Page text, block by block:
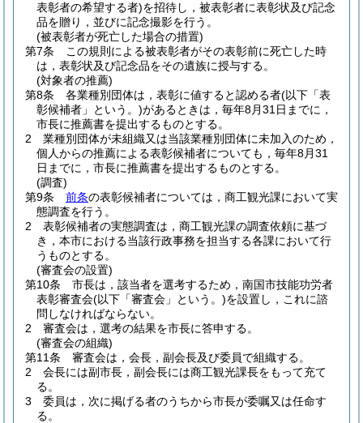
表彰者の希望する者)を招待し，被表彰者に表彰状及び記念
品を贈り，並びに記念撮影を行う。
(被表彰者が死亡した場合の措置)
第7条
この規則による被表彰者がその表彰前に死亡した時
は，表彰状及び記念品をその遺族に授与する。
(対象者の推薦)
第8条
各業種別団体は，表彰に値すると認める者(以下「表
彰候補者」という。)があるときは，毎年8月31日までに，
市長に推薦書を提出するものとする。
2
業種別団体が未組織又は当該業種別団体に未加入のため，
個人からの推薦による表彰候補者についても，毎年8月31
日までに，市長に推薦書を提出するものとする。
(調査)
第9条
前条の表彰候補者については，商工観光課において実
態調査を行う。
2
表彰候補者の実態調査は，商工観光課の調査依頼に基づ
き，本市における当該行政事務を担当する各課において行
うものとする。
(審査会の設置)
第10条
市長は，該当者を選考するため，南国市技能功労者
表彰審査会(以下「審査会」という。)を設置し，これに諮
問しなければならない。
2
審査会は，選考の結果を市長に答申する。
(審査会の組織)
第11条
審査会は，会長，副会長及び委員で組織する。
2
会長には副市長，副会長には商工観光課長をもって充て
る。
3
委員は，次に掲げる者のうちから市長が委嘱又は任命す
る。